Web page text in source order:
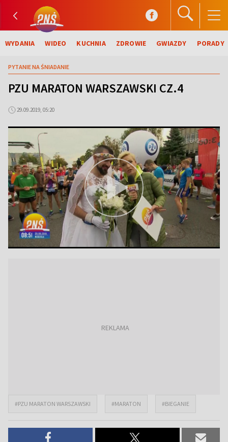
WYDANIA WIDEO KUCHNIA ZDROWIE GWIAZDY PORADY
PYTANIE NA ŚNIADANIE
PZU MARATON WARSZAWSKI CZ.4
29.09.2019, 05:20
#PZU MARATON WARSZAWSKI #MARATON #BIEGANIE